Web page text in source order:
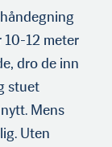
10-12 meter
dro de inn
stuet
Mens
Uten